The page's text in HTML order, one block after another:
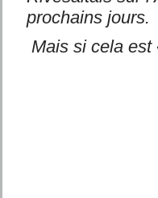
prochains jours.
Mais si cela est